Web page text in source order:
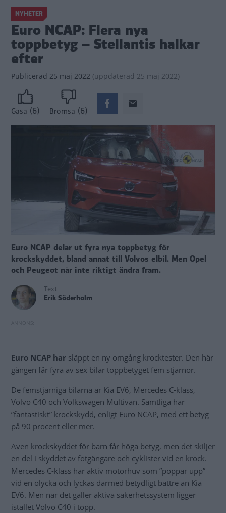
NYHETER
Euro NCAP: Flera nya
toppbetyg – Stellantis halkar
efter
Publicerad 25 maj 2022 (uppdaterad 25 maj 2022)
Gasa (6) Bromsa (6)
Euro NCAP delar ut fyra nya toppbetyg för
krockskyddet, bland annat till Volvos elbil. Men Opel
och Peugeot når inte riktigt ändra fram.
Text
Erik Söderholm
Euro NCAP har släppt en ny omgång krocktester. Den här
gången får fyra av sex bilar toppbetyget fem stjärnor.
De femstjärniga bilarna är Kia EV6, Mercedes C-klass,
Volvo C40 och Volkswagen Multivan. Samtliga har
”fantastiskt” krockskydd, enligt Euro NCAP, med ett betyg
på 90 procent eller mer.
Även krockskyddet för barn får höga betyg, men det skiljer
en del i skyddet av fotgängare och cyklister vid en krock.
Mercedes C-klass har aktiv motorhuv som ”poppar upp”
vid en olycka och lyckas därmed betydligt bättre än Kia
EV6. Men när det gäller aktiva säkerhetssystem ligger
istället Volvo C40 i topp.